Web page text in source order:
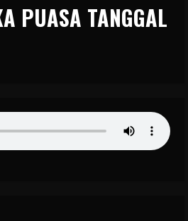
PUASA TANGGAL